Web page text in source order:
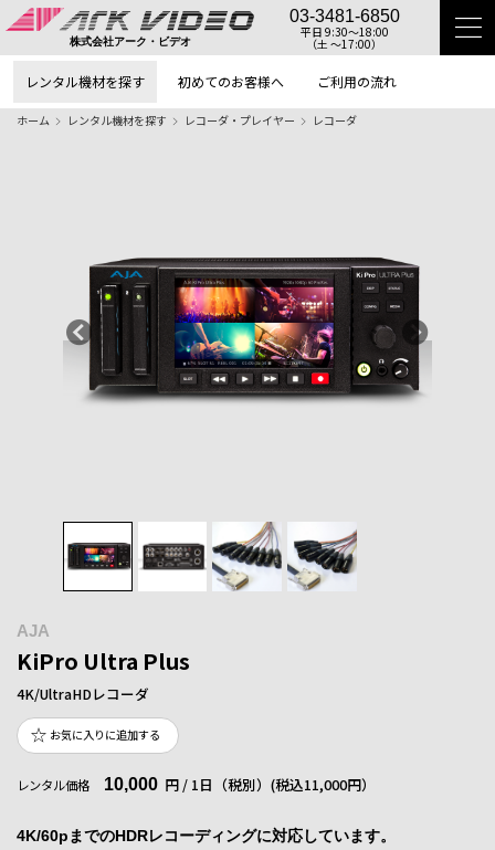
株式会社アーク・ビデオ
03-3481-6850
平日 9:30〜18:00
（土 〜17:00）
レンタル機材を探す 初めてのお客様へ ご利用の流れ
ホーム レンタル機材を探す レコーダ・プレイヤー レコーダ
AJA
KiPro Ultra Plus
4K/UltraHDレコーダ
お気に入りに追加する
レンタル価格 10,000 円 / 1日（税別） (税込11,000円）
4K/60pまでのHDRレコーディングに対応しています。